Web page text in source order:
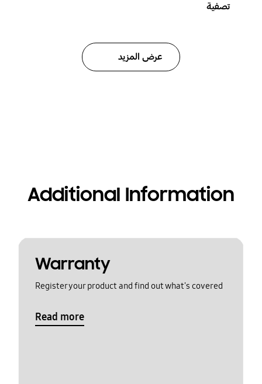
تصفية
عرض المزيد
Additional Information
Warranty
Register your product and find out what's covered
Read more